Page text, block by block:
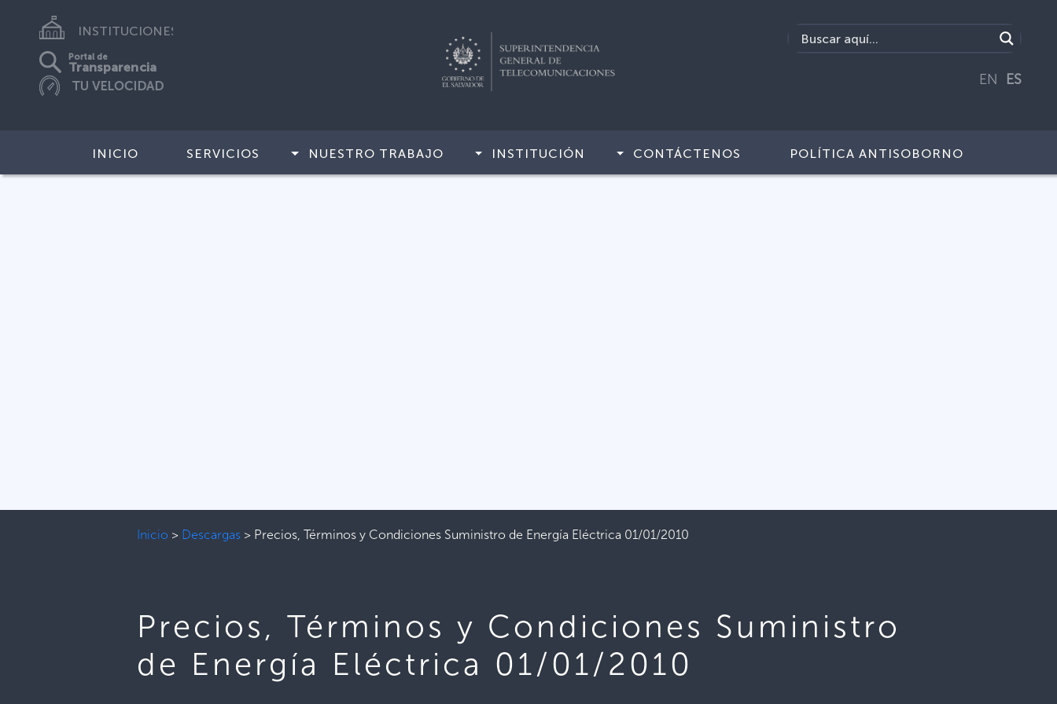
INSTITUCIONES
Portal de
Transparencia
EN ES
INICIO SERVICIOS NUESTRO TRABAJO INSTITUCIÓN CONTÁCTENOS POLÍTICA ANTISOBORNO
Inicio > Descargas > Precios, Términos y Condiciones Suministro de Energía Eléctrica 01/01/2010
Precios, Términos y Condiciones Suministro
de Energía Eléctrica 01/01/2010